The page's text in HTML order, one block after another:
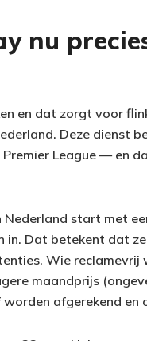
nu
en dat zorgt voor
Deze dienst
Premier League — en
start met
in. Dat betekent dat
Wie
maandprijs
afgerekend en